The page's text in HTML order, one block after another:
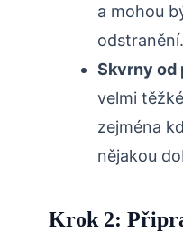
a mohou
odstranění.
Skvrny od
velmi
zejména
nějakou
Krok 2: